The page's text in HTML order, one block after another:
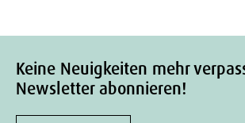
Keine Neuigkeiten mehr
Newsletter abonnieren!